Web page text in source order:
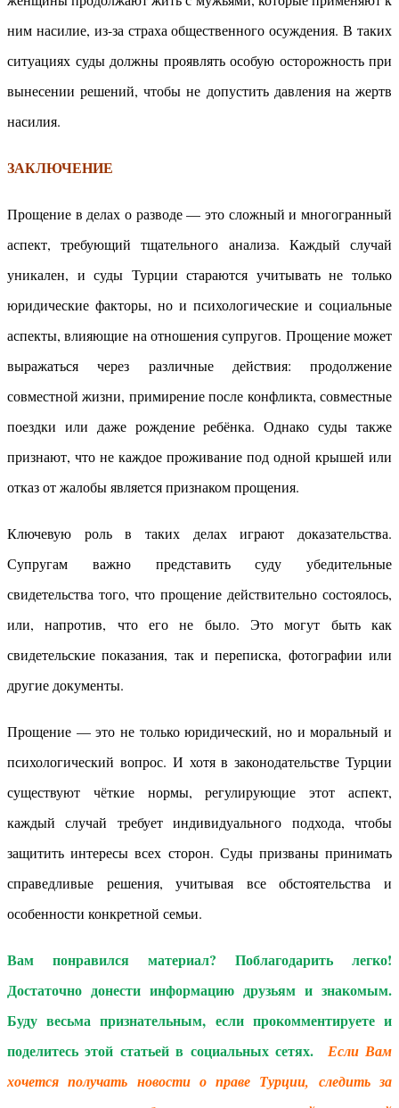
ним насилие, из-за страха общественного осуждения. В таких
ситуациях суды должны проявлять особую осторожность при
вынесении решений, чтобы не допустить давления на жертв
насилия.
ЗАКЛЮЧЕНИЕ
Прощение в делах о разводе — это сложный и многогранный
аспект, требующий тщательного анализа. Каждый случай
уникален, и суды Турции стараются учитывать не только
юридические факторы, но и психологические и социальные
аспекты, влияющие на отношения супругов. Прощение может
выражаться через различные действия: продолжение
совместной жизни, примирение после конфликта, совместные
поездки или даже рождение ребёнка. Однако суды также
признают, что не каждое проживание под одной крышей или
отказ от жалобы является признаком прощения.
Ключевую роль в таких делах играют доказательства.
Супругам важно представить суду убедительные
свидетельства того, что прощение действительно состоялось,
или, напротив, что его не было. Это могут быть как
свидетельские показания, так и переписка, фотографии или
другие документы.
Прощение — это не только юридический, но и моральный и
психологический вопрос. И хотя в законодательстве Турции
существуют чёткие нормы, регулирующие этот аспект,
каждый случай требует индивидуального подхода, чтобы
защитить интересы всех сторон. Суды призваны принимать
справедливые решения, учитывая все обстоятельства и
особенности конкретной семьи.
Вам понравился материал? Поблагодарить легко!
Достаточно донести информацию друзьям и знакомым.
Буду весьма признательным, если прокомментируете и
поделитесь этой статьей в социальных сетях.
Если Вам
хочется получать новости о праве Турции, следить за